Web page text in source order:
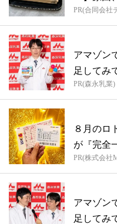
PR(合同会社
アマゾン
足してみ
PR(森永乳業)
８月のロ
が『完全
PR(株式会社
アマゾン
足してみ